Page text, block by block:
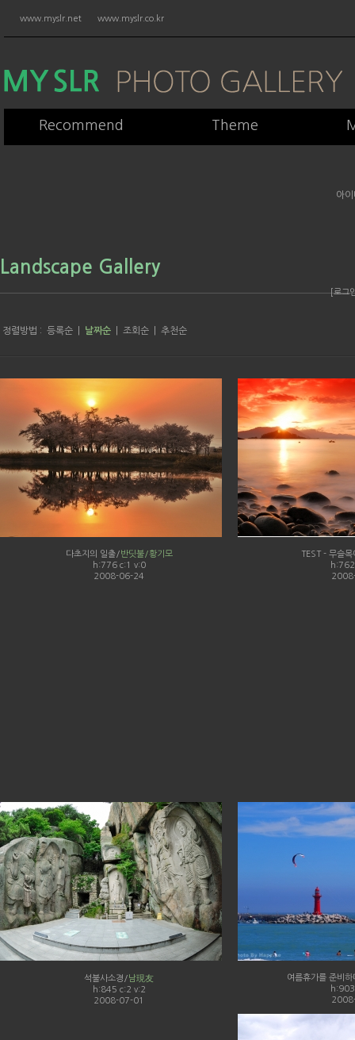
www.myslr.net www.myslr.co.kr
Recommend Theme
아이
Landscape Gallery
정렬방법 : 등록순 날짜순 조회순 추천순
[로그
다초지의 일출/반딧불/황기모
h:776 c:1 v:0
2008-06-24
TEST - 무슬
석불사소경/남現友
h:845 c:2 v:2
2008-07-01
여름휴가를 준비